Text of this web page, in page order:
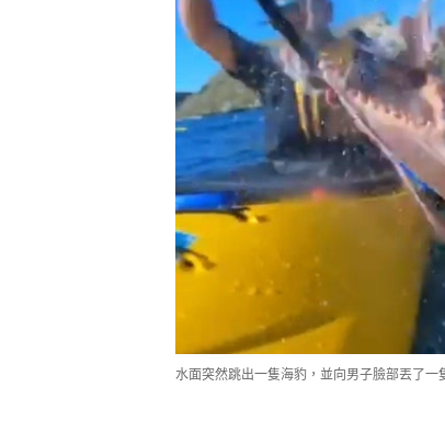
水面突然跳出一隻海豹，並向男子臉部丟了